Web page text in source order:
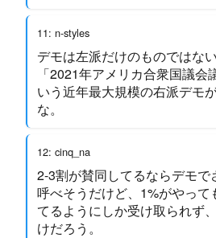
11: n-styles
デモは左派だけのものではな
「2021年アメリカ合衆国議会
いう近年最大規模の右派デモ
な。
12: cinq_na
2-3割が賛同してるならデモで
呼べそうだけど、1%がやって
てるようにしか受け取られず
けだろう。